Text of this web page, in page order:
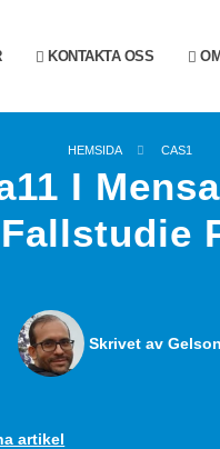
KONTAKTA OSS
HEMSIDA CAS1
I
Skrivet av
artikel